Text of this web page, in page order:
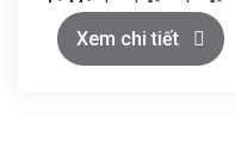
phí: Máy hoạt động tự động
với tốc độ cao, giúp tiết
kiệm thời gian sản xuất và
Xem chi tiết